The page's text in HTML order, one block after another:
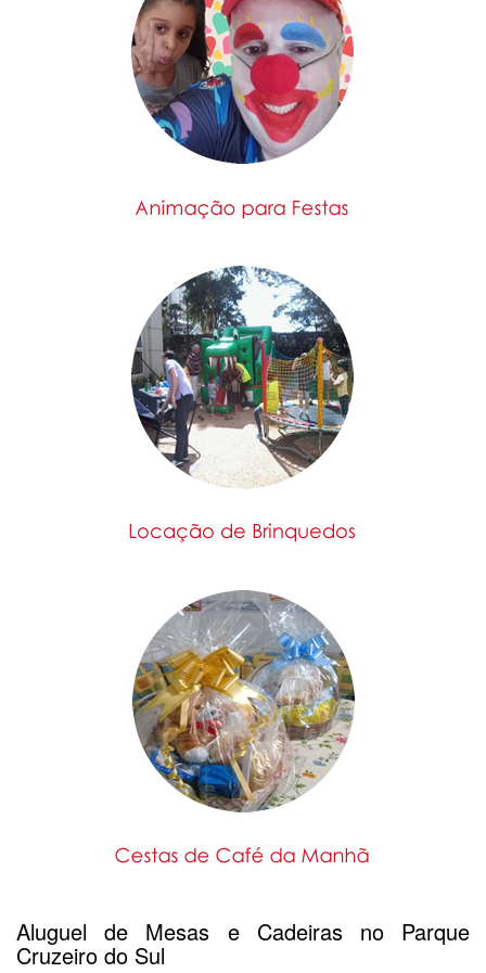
Aluguel de Mesas e Cadeiras no Parque
Cruzeiro do Sul